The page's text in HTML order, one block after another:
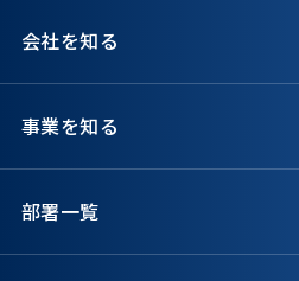
会社を知る
事業を知る
部署一覧